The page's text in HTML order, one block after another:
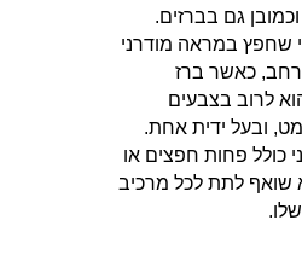
גם בברזים.
שחפץ במראה מודרני
רחב, כאשר ברז
לרוב בצבעים
מט, ובעל ידית אחת.
כולל פחות חפצים או
שואף לתת לכל מרכיב